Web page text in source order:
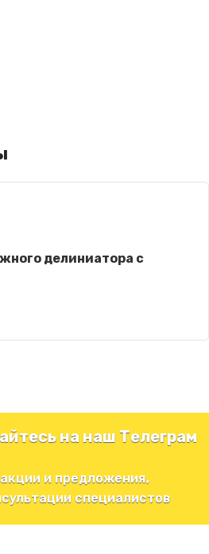
делиниатора с
на наш Телеграм
и предложения,
специалистов